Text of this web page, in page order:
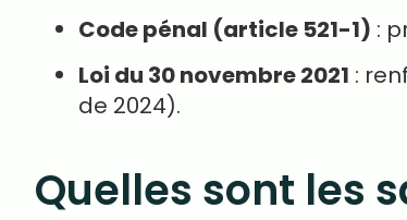
Code pénal (article 521-1) :
Loi du 30 novembre 2021 :
de 2024).
Quelles sont les